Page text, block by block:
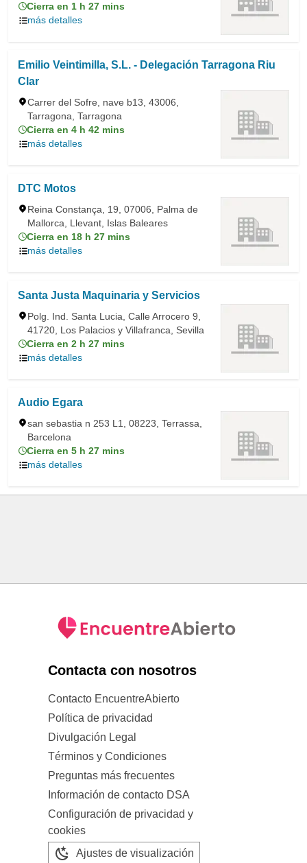
Cierra en 1 h 27 mins
más detalles
Emilio Veintimilla, S.L. - Delegación Tarragona Riu
Clar
Carrer del Sofre, nave b13, 43006,
Tarragona, Tarragona
Cierra en 4 h 42 mins
más detalles
DTC Motos
Reina Constança, 19, 07006, Palma de
Mallorca, Llevant, Islas Baleares
Cierra en 18 h 27 mins
más detalles
Santa Justa Maquinaria y Servicios
Polg. Ind. Santa Lucia, Calle Arrocero 9,
41720, Los Palacios y Villafranca, Sevilla
Cierra en 2 h 27 mins
más detalles
Audio Egara
san sebastia n 253 L1, 08223, Terrassa,
Barcelona
Cierra en 5 h 27 mins
más detalles
Contacta con nosotros
Contacto EncuentreAbierto
Política de privacidad
Divulgación Legal
Términos y Condiciones
Preguntas más frecuentes
Información de contacto DSA
Configuración de privacidad y
cookies
Ajustes de visualización